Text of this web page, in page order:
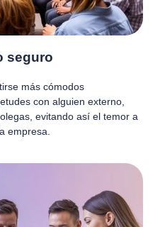
seguro
más cómodos
con alguien externo,
evitando así el temor a
empresa.